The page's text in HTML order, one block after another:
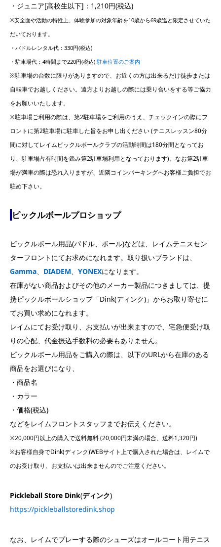
・ジュニア[高校生以下]：1,210円(税込)
※安全面や活動の特性上、体験参加の対象年齢を10歳から69歳迄と限定させていた
だいております。
・パドルレンタル代：330円(税込)
・駐車場代：4時間まで220円(税込) 駐車位置のご案内
※駐車場の台数に限りがありますので、お近くの方は出来るだけ徒歩または
自転車でお越しください。遠方よりお越しの際には乗り合いをする等ご協力
をお願いいたします。
※駐車場ご利用の際は、第2駐車場をご利用のうえ、チェックインの際にフ
ロントに第2駐車場に駐車した旨をお申し出ください (テニスレッスン80分
間に対してレイムピックルボールクラブの活動時間は180分間となってお
り、駐車場占有時間を鑑み第2駐車場利用となっております)。なお第2駐車
場が満車の際は恐れ入りますが、近隣コインパーキングへお客様ご負担でお
駐め下さい。
ピックルボールプロショップ
ピックルボール用品(パドル、ボール)などは、レイムテニスセン
ターフロントにてお求めになれます。取り扱いブランドは、
Gamma、 DIADEM、 YONEXになります。
在庫がない商品およびその他のメーカー製品につきましては、提
携ピックルボールショップ「Dink(ディンク)」からお取り寄せに
てお買い求めになれます。
レイムにてお受け取り、お支払いが出来ますので、宅急便受け取
りの心配、代金振込手数料の必要もありません。
ピックルボール用品をご購入の際は、以下のURLから在庫のある
商品をお選びになり、
・商品名
・カラー
・価格(税込)
などをレイムフロントスタッフまでお伝えください。
※20,000円以上の購入で送料無料 (20,000円未満の場合、送料1,320円)
※お客様自身でDink(ディンク)WEBサイト上で購入された場合は、レイムで
のお受け取り、お支払いは出来ませんのでご注意ください。
Pickleball Store Dink(ディンク)
https://pickleballstoredink.shop
なお、レイムでプレーする際のシューズはオールコート用テニス